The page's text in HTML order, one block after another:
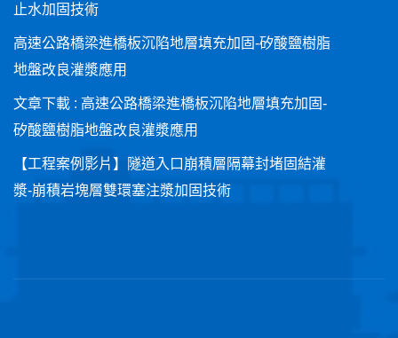
止水加固技術
高速公路橋梁進橋板沉陷地層填充加固-矽酸鹽樹脂
地盤改良灌漿應用
文章下載 : 高速公路橋梁進橋板沉陷地層填充加固-
矽酸鹽樹脂地盤改良灌漿應用
【工程案例影片】隧道入口崩積層隔幕封堵固結灌
漿-崩積岩塊層雙環塞注漿加固技術